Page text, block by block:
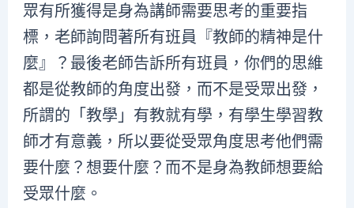
眾有所獲得是身為講師需要思考的重要指
標，老師詢問著所有班員『教師的精神是什
麼』？最後老師告訴所有班員，你們的思維
都是從教師的角度出發，而不是受眾出發，
所謂的「教學」有教就有學，有學生學習教
師才有意義，所以要從受眾角度思考他們需
要什麼？想要什麼？而不是身為教師想要給
受眾什麼。